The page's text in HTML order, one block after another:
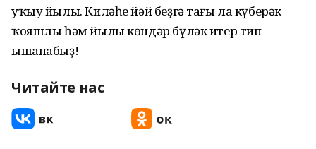
уҡыу йылы. Киләһе йәй беҙгә тағы ла күберәк
ҡояшлы һәм йылы көндәр бүләк итер тип
ышанабыҙ!
Читайте нас